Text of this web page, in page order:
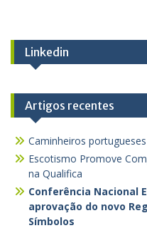
Linkedin
Artigos recentes
Caminheiros
Escotismo Promove
na Qualifica
Conferência Nacional
aprovação do novo
Símbolos